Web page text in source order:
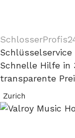
Schlüsselservice
Schnelle Hilfe in
transparente
Zurich